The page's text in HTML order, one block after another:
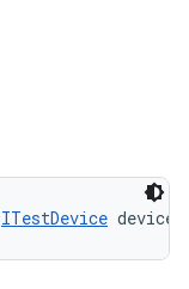
ITestDevice device)